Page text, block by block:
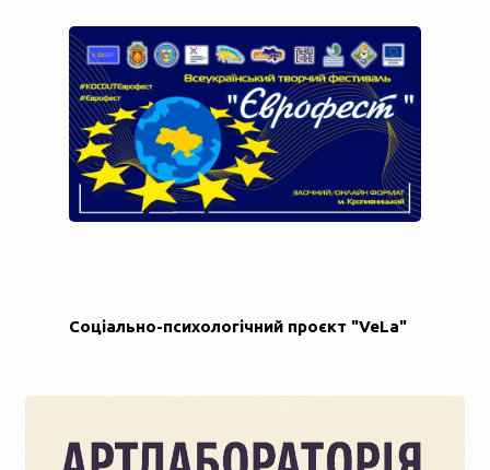
Соціально-психологічний проєкт "VeLa"